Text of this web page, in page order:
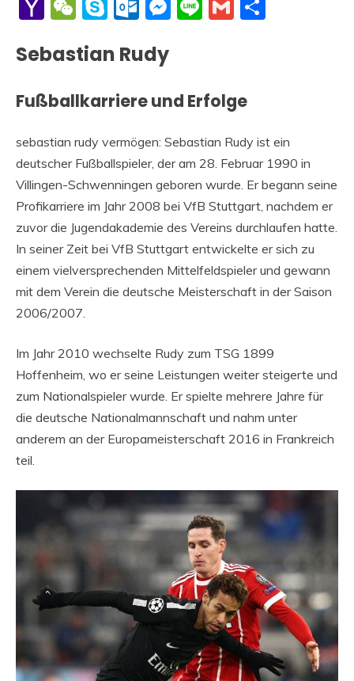
Yahoo
WeChat
SkypeOutlook.com
Messenger
LineGmail
Sebastian Rudy
Fußballkarriere und Erfolge
sebastian rudy vermögen: Sebastian Rudy ist ein
deutscher Fußballspieler, der am 28. Februar 1990 in
Villingen-Schwenningen geboren wurde. Er begann seine
Profikarriere im Jahr 2008 bei VfB Stuttgart, nachdem er
zuvor die Jugendakademie des Vereins durchlaufen hatte.
In seiner Zeit bei VfB Stuttgart entwickelte er sich zu
einem vielversprechenden Mittelfeldspieler und gewann
mit dem Verein die deutsche Meisterschaft in der Saison
2006/2007.
Im Jahr 2010 wechselte Rudy zum TSG 1899
Hoffenheim, wo er seine Leistungen weiter steigerte und
zum Nationalspieler wurde. Er spielte mehrere Jahre für
die deutsche Nationalmannschaft und nahm unter
anderem an der Europameisterschaft 2016 in Frankreich
teil.